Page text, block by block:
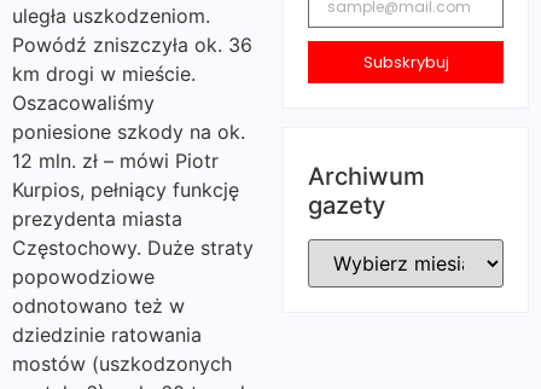
uległa uszkodzeniom.
Powódź zniszczyła ok. 36
km drogi w mieście.
Oszacowaliśmy
poniesione szkody na ok.
12 mln. zł – mówi Piotr
Kurpios, pełniący funkcję
prezydenta miasta
Częstochowy. Duże straty
popowodziowe
odnotowano też w
dziedzinie ratowania
mostów (uszkodzonych
Subskrybuj
Archiwum
gazety